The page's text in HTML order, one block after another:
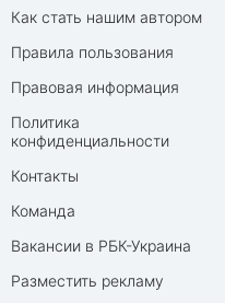
Как стать нашим автором
Правила пользования
Правовая информация
Политика
конфиденциальности
Контакты
Команда
Вакансии в РБК-Украина
Разместить рекламу